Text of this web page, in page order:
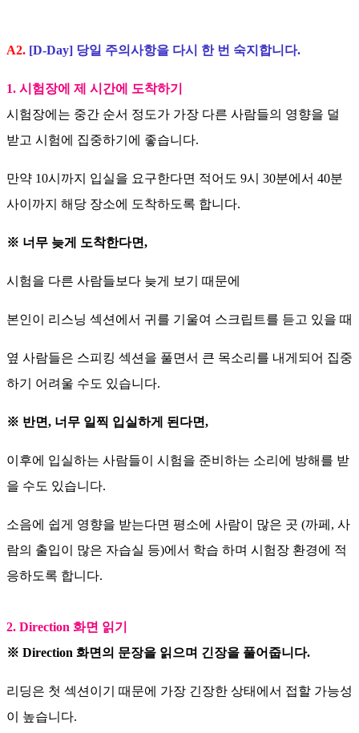
A2. [D-Day] 당일 주의사항을 다시 한 번 숙지합니다.
1. 시험장에 제 시간에 도착하기
시험장에는 중간 순서 정도가 가장 다른 사람들의 영향을 덜
받고 시험에 집중하기에 좋습니다.
만약 10시까지 입실을 요구한다면 적어도 9시 30분에서 40분
사이까지 해당 장소에 도착하도록 합니다.
※ 너무 늦게 도착한다면,
시험을 다른 사람들보다 늦게 보기 때문에
본인이 리스닝 섹션에서 귀를 기울여 스크립트를 듣고 있을 때
옆 사람들은 스피킹 섹션을 풀면서 큰 목소리를 내게되어 집중
하기 어려울 수도 있습니다.
※ 반면, 너무 일찍 입실하게 된다면,
이후에 입실하는 사람들이 시험을 준비하는 소리에 방해를 받
을 수도 있습니다.
소음에 쉽게 영향을 받는다면 평소에 사람이 많은 곳 (까페, 사
람의 출입이 많은 자습실 등)에서 학습 하며 시험장 환경에 적
응하도록 합니다.
2. Direction 화면 읽기
※ Direction 화면의 문장을 읽으며 긴장을 풀어줍니다.
리딩은 첫 섹션이기 때문에 가장 긴장한 상태에서 접할 가능성
이 높습니다.